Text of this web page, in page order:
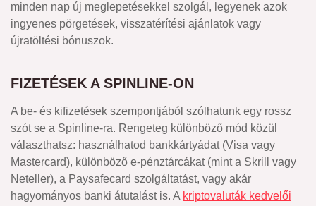
minden nap új meglepetésekkel szolgál, legyenek azok
ingyenes pörgetések, visszatérítési ajánlatok vagy
újratöltési bónuszok.
FIZETÉSEK A SPINLINE-ON
A be- és kifizetések szempontjából szólhatunk egy rossz
szót se a Spinline-ra. Rengeteg különböző mód közül
választhatsz: használhatod bankkártyádat (Visa vagy
Mastercard), különböző e-pénztárcákat (mint a Skrill vagy
Neteller), a Paysafecard szolgáltatást, vagy akár
hagyományos banki átutalást is. A kriptovaluták kedvelői